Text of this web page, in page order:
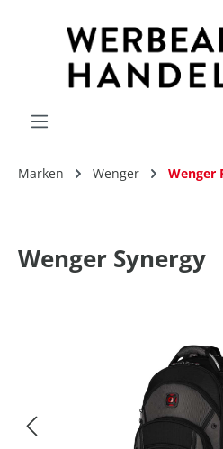
Marken Wenger Wenger
Wenger Synergy